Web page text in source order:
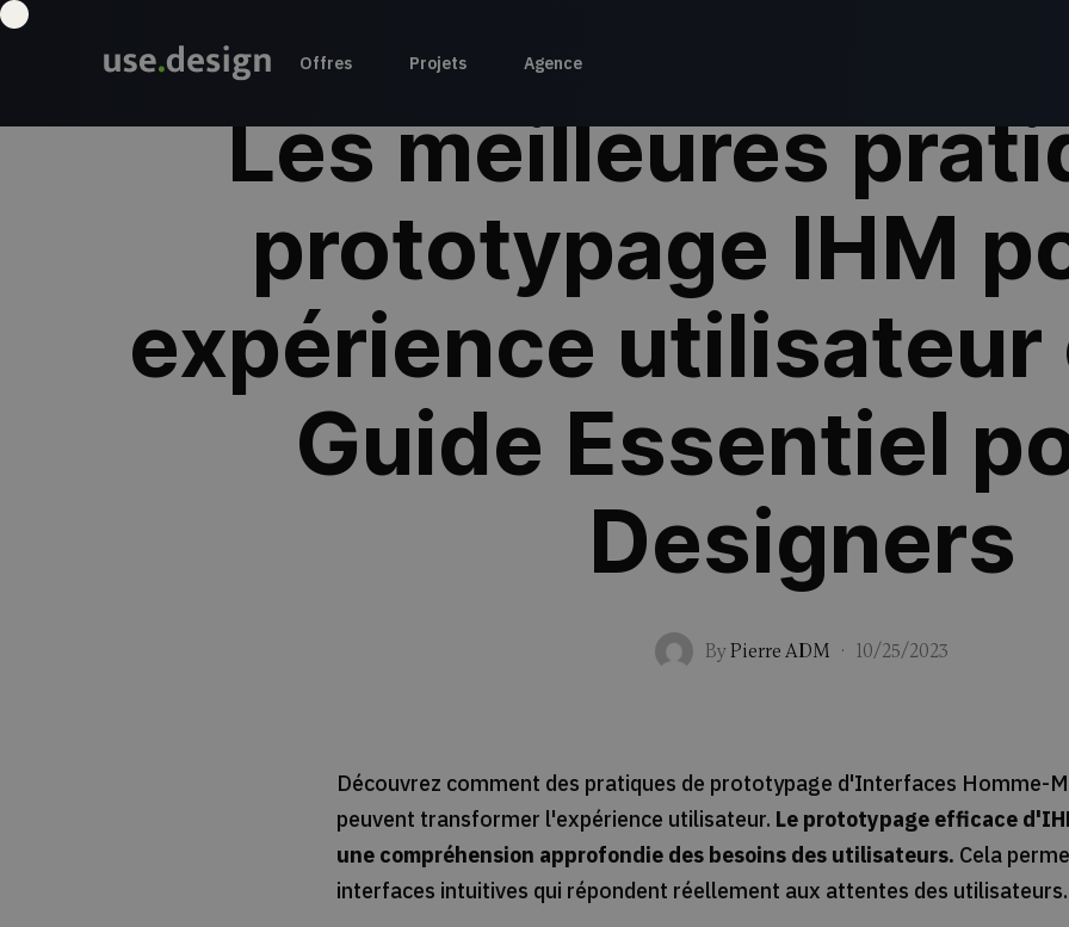
Offres Projets Agence
Les meilleures
prototypage IHM
expérience utilisateur
Guide Essentiel
Designers
ByPierre ADM · 10/25/2023
Découvrez comment des pratiques de prototypage d'Interfaces Homme-
peuvent transformer l'expérience utilisateur. Le prototypage efficace
une compréhension approfondie des besoins des utilisateurs. Cela
interfaces intuitives qui répondent réellement aux attentes des utilisateurs.